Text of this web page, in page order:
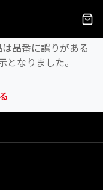
せん
品番に誤りがある
となりました。